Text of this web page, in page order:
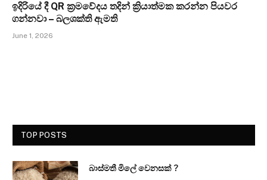
ඉදිරියේ දී QR ක්‍රමවේදය තදින් ක්‍රියාත්මක කරන්න පියවර
ගන්නවා – බලශක්ති ඇමති
June 1, 2026
TOP POSTS
බාස්මතී මිලේ වෙනසක් ?